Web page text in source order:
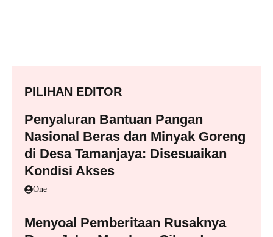
PILIHAN EDITOR
Penyaluran Bantuan Pangan
Nasional Beras dan Minyak Goreng
di Desa Tamanjaya: Disesuaikan
Kondisi Akses
One
Menyoal Pemberitaan Rusaknya